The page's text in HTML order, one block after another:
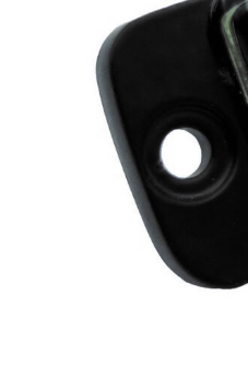
LED Hallenstrahler &
LED Röhren
Vorteilsverpackunge